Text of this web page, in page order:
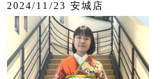
2024/11/23 安城店